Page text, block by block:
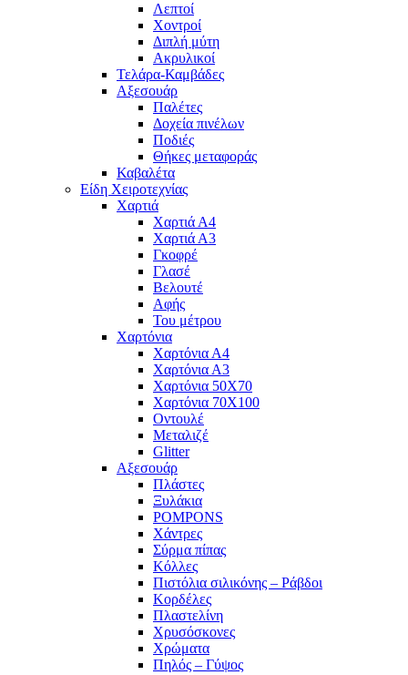
Λεπτοί
Χοντροί
Διπλή μύτη
Ακρυλικοί
Τελάρα-Καμβάδες
Αξεσουάρ
Παλέτες
Δοχεία πινέλων
Ποδιές
Θήκες μεταφοράς
Καβαλέτα
Είδη Χειροτεχνίας
Χαρτιά
Χαρτιά Α4
Χαρτιά Α3
Γκοφρέ
Γλασέ
Βελουτέ
Αφής
Του μέτρου
Χαρτόνια
Χαρτόνια Α4
Χαρτόνια Α3
Χαρτόνια 50Χ70
Χαρτόνια 70Χ100
Οντουλέ
Μεταλιζέ
Glitter
Αξεσουάρ
Πλάστες
Ξυλάκια
POMPONS
Χάντρες
Σύρμα πίπας
Κόλλες
Πιστόλια σιλικόνης – Ράβδοι
Κορδέλες
Πλαστελίνη
Χρυσόσκονες
Χρώματα
Πηλός – Γύψος